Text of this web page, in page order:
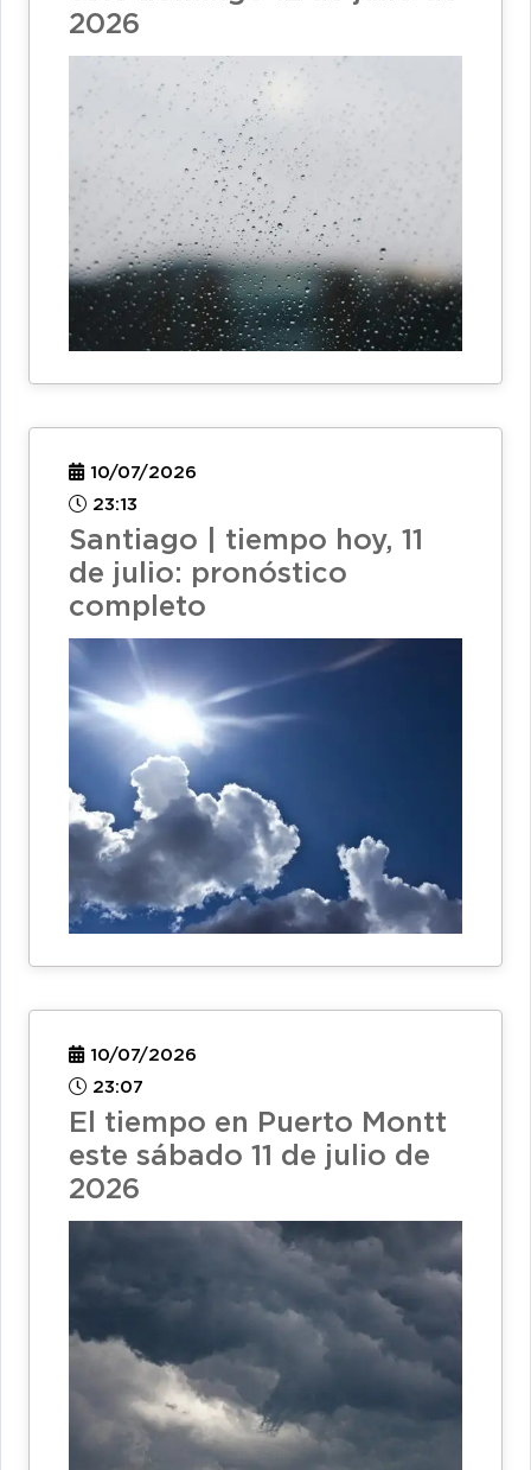
2026
10/07/2026
23:13
Santiago | tiempo hoy, 11
de julio: pronóstico
completo
10/07/2026
23:07
El tiempo en Puerto Montt
este sábado 11 de julio de
2026